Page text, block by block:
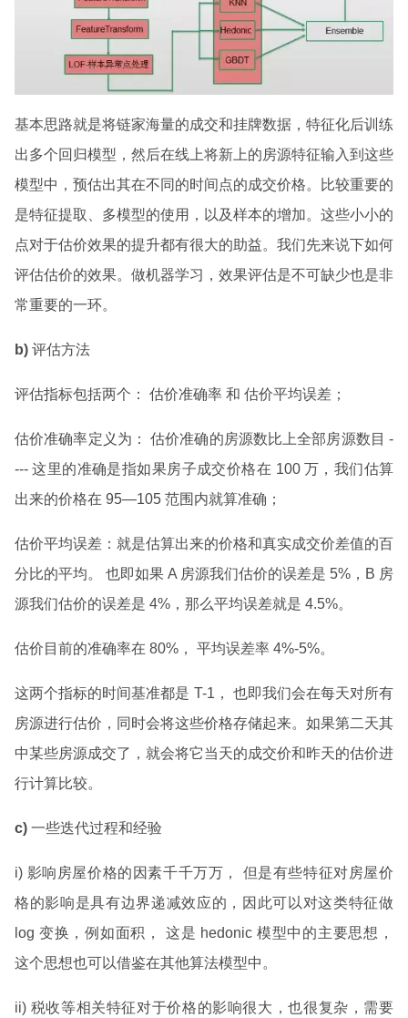
基本思路就是将链家海量的成交和挂牌数据，特征化后训练
出多个回归模型，然后在线上将新上的房源特征输入到这些
模型中，预估出其在不同的时间点的成交价格。比较重要的
是特征提取、多模型的使用，以及样本的增加。这些小小的
点对于估价效果的提升都有很大的助益。我们先来说下如何
评估估价的效果。做机器学习，效果评估是不可缺少也是非
常重要的一环。
b) 评估方法
评估指标包括两个： 估价准确率 和 估价平均误差；
估价准确率定义为： 估价准确的房源数比上全部房源数目 -
--- 这里的准确是指如果房子成交价格在 100 万，我们估算
出来的价格在 95—105 范围内就算准确；
估价平均误差：就是估算出来的价格和真实成交价差值的百
分比的平均。 也即如果 A 房源我们估价的误差是 5%，B 房
源我们估价的误差是 4%，那么平均误差就是 4.5%。
估价目前的准确率在 80%， 平均误差率 4%-5%。
这两个指标的时间基准都是 T-1， 也即我们会在每天对所有
房源进行估价，同时会将这些价格存储起来。如果第二天其
中某些房源成交了，就会将它当天的成交价和昨天的估价进
行计算比较。
c) 一些迭代过程和经验
i) 影响房屋价格的因素千千万万， 但是有些特征对房屋价
格的影响是具有边界递减效应的，因此可以对这类特征做
log 变换，例如面积， 这是 hedonic 模型中的主要思想，
这个思想也可以借鉴在其他算法模型中。
ii) 税收等相关特征对于价格的影响很大，也很复杂，需要